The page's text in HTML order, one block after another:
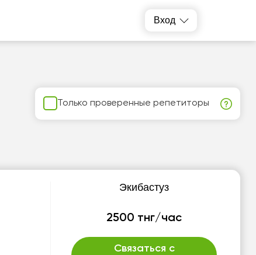
Вход
Только проверенные репетиторы
Экибастуз
2500 тнг/час
Связаться с